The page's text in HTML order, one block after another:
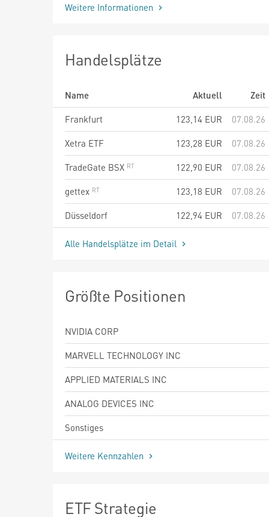
Weitere Informationen
Handelsplätze
Name Aktuell
Zeit
Frankfurt
123,14 EUR
07.08.26
Xetra ETF
123,28 EUR
07.08.26
TradeGate BSX
122,90 EUR
07.08.26
gettex
123,18 EUR
07.08.26
Düsseldorf
122,94 EUR 07.08.26
Alle Handelsplätze im Detail
Größte Positionen
NVIDIA CORP
MARVELL TECHNOLOGY INC
APPLIED MATERIALS INC
ANALOG DEVICES INC
Sonstiges
Weitere Kennzahlen
ETF Strategie